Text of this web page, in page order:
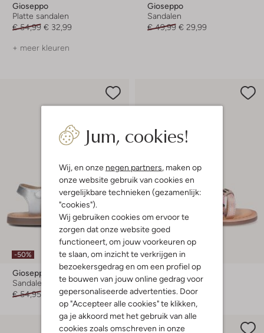
Jum, cookies!
Wij, en onze negen partners , maken op
onze website gebruik van cookies en
vergelijkbare technieken (gezamenlijk:
"cookies").
Wij gebruiken cookies om ervoor te
zorgen dat onze website goed
functioneert, om jouw voorkeuren op
te slaan, om inzicht te verkrijgen in
bezoekersgedrag en om een profiel op
te bouwen van jouw online gedrag voor
gepersonaliseerde advertenties. Door
op "Accepteer alle cookies" te klikken,
ga je akkoord met het gebruik van alle
cookies zoals omschreven in onze
Gioseppo
Platte sandalen
€ 54,99 € 32,99
+ meer kleuren
Gioseppo
Sandalen
€ 49,99 € 29,99
-50%
Gioseppo
Sandalen
€ 54,95
€ 26,99
-50%
Gioseppo
Platte sandalen
€ 49,95 € 24,99